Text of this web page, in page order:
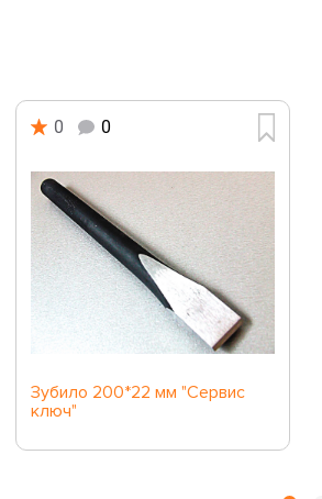
0 0
Зубило 200*22 мм "Сервис
ключ"